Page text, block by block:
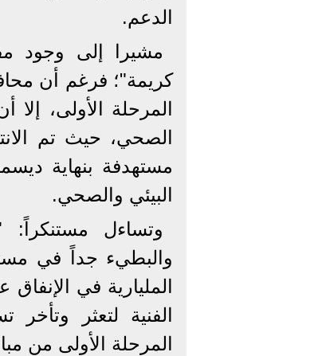
الدعم.
مشيرا إلى وجود
المرحلة الأولى،
البيئي والصحي.
وتساءل
والبطيء جداً في
المليارية في
الفنية لتعثر
المرحلة الأولى من